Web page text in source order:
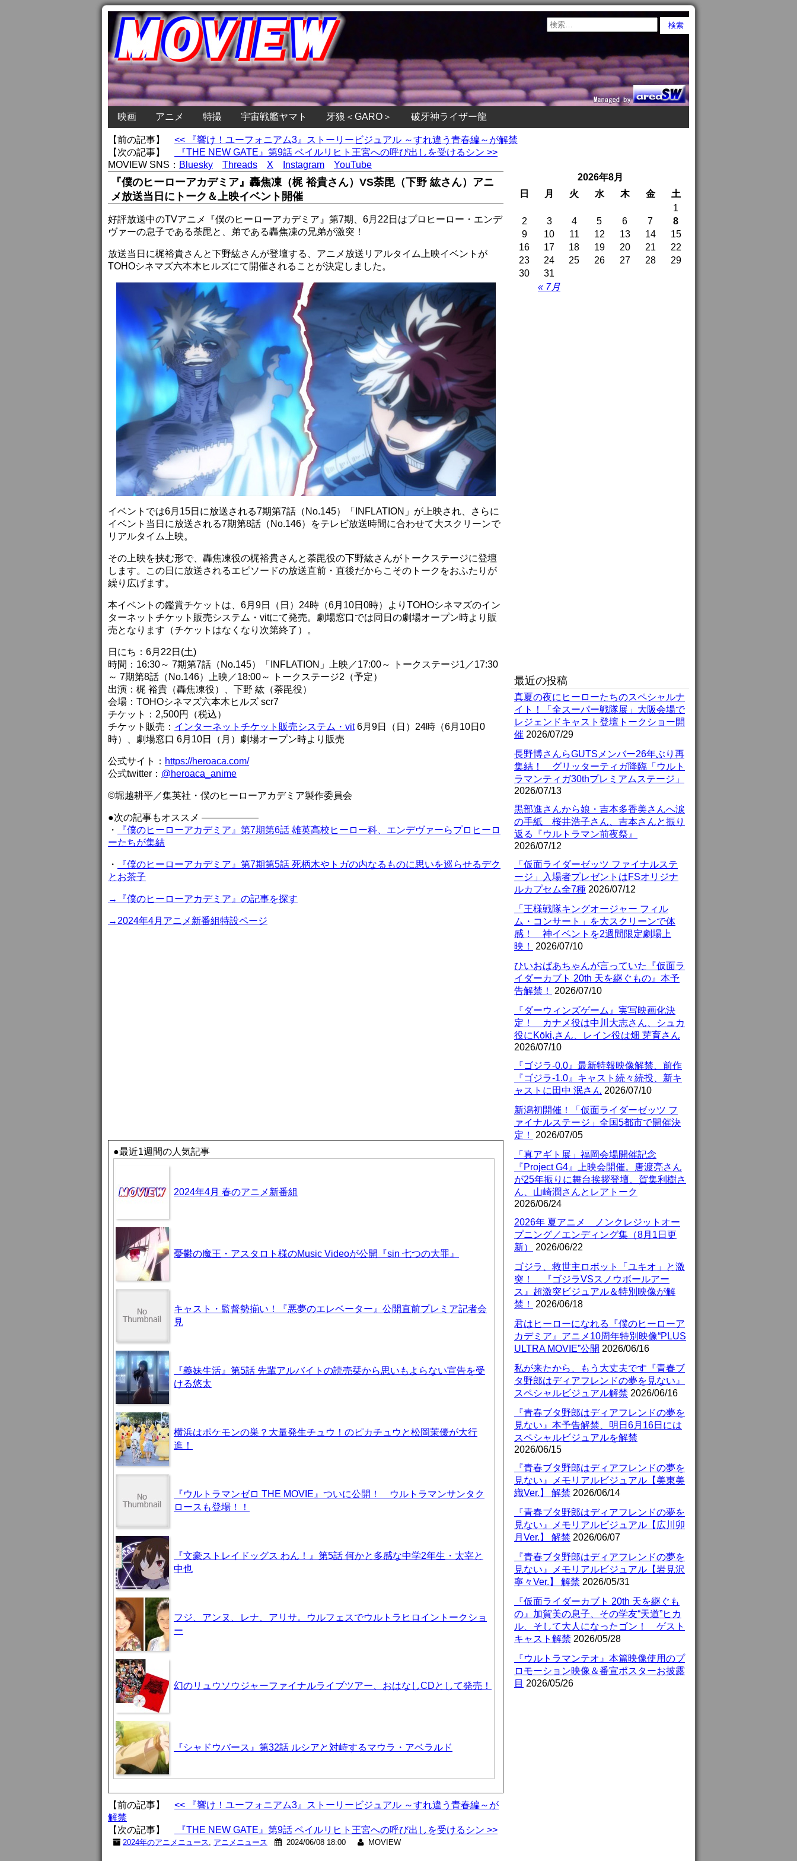
映画 アニメ 特撮 宇宙戦艦ヤマト 牙狼＜GARO＞ 破牙神ライザー龍
【前の記事】 << 『響け！ユーフォニアム3』ストーリービジュアル ～すれ違う青春編～が解禁
【次の記事】
『THE NEW GATE』第9話 ベイルリヒト王宮への呼び出しを受けるシン >>
MOVIEW SNS： Bluesky Threads X Instagram YouTube
『僕のヒーローアカデミア』轟焦凍（梶 裕貴さん）VS荼毘（下野 紘さん）アニ
メ放送当日にトーク＆上映イベント開催
好評放送中のTVアニメ『僕のヒーローアカデミア』第7期、6月22日はプロヒーロー・エンデ
ヴァーの息子である荼毘と、弟である轟焦凍の兄弟が激突！
放送当日に梶裕貴さんと下野紘さんが登壇する、アニメ放送リアルタイム上映イベントが
TOHOシネマズ六本木ヒルズにて開催されることが決定しました。
イベントでは6月15日に放送される7期第7話（No.145）「INFLATION」が上映され、さらに
イベント当日に放送される7期第8話（No.146）をテレビ放送時間に合わせて大スクリーンで
リアルタイム上映。
その上映を挟む形で、轟焦凍役の梶裕貴さんと荼毘役の下野紘さんがトークステージに登壇
します。この日に放送されるエピソードの放送直前・直後だからこそのトークをおふたりが
繰り広げます。
本イベントの鑑賞チケットは、6月9日（日）24時（6月10日0時）よりTOHOシネマズのイン
ターネットチケット販売システム・vitにて発売。劇場窓口では同日の劇場オープン時より販
売となります（チケットはなくなり次第終了）。
日にち：6月22日(土)
時間：16:30～ 7期第7話（No.145）「INFLATION」上映／17:00～ トークステージ1／17:30
～ 7期第8話（No.146）上映／18:00～ トークステージ2（予定）
出演：梶 裕貴（轟焦凍役）、下野 紘（荼毘役）
会場：TOHOシネマズ六本木ヒルズ scr7
チケット：2,500円（税込）
チケット販売： インターネットチケット販売システム・vit6月9日（日）24時（6月10日0
時）、劇場窓口 6月10日（月）劇場オープン時より販売
公式サイト： https://heroaca.com/
公式twitter： @heroaca_anime
©堀越耕平／集英社・僕のヒーローアカデミア製作委員会
●次の記事もオススメ ——————
・
『僕のヒーローアカデミア』第7期第6話 雄英高校ヒーロー科、エンデヴァーらプロヒーロ
ーたちが集結
・
『僕のヒーローアカデミア』第7期第5話 死柄木やトガの内なるものに思いを巡らせるデク
とお茶子
→『僕のヒーローアカデミア』の記事を探す
→2024年4月アニメ新番組特設ページ
●最近1週間の人気記事
2024年4月 春のアニメ新番組
憂鬱の魔王・アスタロト様のMusic Videoが公開『sin 七つの大罪』
キャスト・監督勢揃い！『悪夢のエレベーター』公開直前プレミア記者会
見
『義妹生活』第5話 先輩アルバイトの読売栞から思いもよらない宣告を受
ける悠太
横浜はポケモンの巣？大量発生チュウ！のピカチュウと松岡茉優が大行
進！
『ウルトラマンゼロ THE MOVIE』ついに公開！ ウルトラマンサンタク
ロースも登場！！
『文豪ストレイドッグス わん！』第5話 何かと多感な中学2年生・太宰と
中也
フジ、アンヌ、レナ、アリサ。ウルフェスでウルトラヒロイントークショ
ー
幻のリュウソウジャーファイナルライブツアー、おはなしCDとして発売！
『シャドウバース』第32話 ルシアと対峙するマウラ・アベラルド
【前の記事】 << 『響け！ユーフォニアム3』ストーリービジュアル ～すれ違う青春編～が
解禁
【次の記事】
『THE NEW GATE』第9話 ベイルリヒト王宮への呼び出しを受けるシン >>
2024年のアニメニュース, アニメニュース 2024/06/08 18:00 MOVIEW
2026年8月
日
月 火 水 木 金 土
« 7月
1
2
3 4 5 6 7
8
9
10 11 12 13 14
15
16
17 18 19 20 21
22
23
24 25 26 27 28
29
30
31
最近の投稿
真夏の夜にヒーローたちのスペシャルナ
イト！「全スーパー戦隊展」大阪会場で
レジェンドキャスト登壇トークショー開
催 2026/07/29
長野博さんらGUTSメンバー26年ぶり再
集結！ グリッターティガ降臨「ウルト
ラマンティガ30thプレミアムステージ」
2026/07/13
黒部進さんから娘・吉本多香美さんへ涙
の手紙 桜井浩子さん、吉本さんと振り
返る『ウルトラマン前夜祭』
2026/07/12
「仮面ライダーゼッツ ファイナルステ
ージ」入場者プレゼントはFSオリジナ
ルカプセム全7種 2026/07/12
「王様戦隊キングオージャー フィル
ム・コンサート」を大スクリーンで体
感！ 神イベントを2週間限定劇場上
映！
2026/07/10
ひいおばあちゃんが言っていた『仮面ラ
イダーカブト 20th 天を継ぐもの』本予
告解禁！
2026/07/10
『ダーウィンズゲーム』実写映画化決
定！ カナメ役は中川大志さん、シュカ
役にKōki,さん、レイン役は畑 芽育さん
2026/07/10
『ゴジラ-0.0』最新特報映像解禁、前作
『ゴジラ-1.0』キャスト続々続投、新キ
ャストに田中 泯さん 2026/07/10
新潟初開催！「仮面ライダーゼッツ フ
ァイナルステージ」全国5都市で開催決
定！
2026/07/05
「真アギト展」福岡会場開催記念
『Project G4』上映会開催。唐渡亮さん
が25年振りに舞台挨拶登壇、賀集利樹さ
ん、山崎潤さんとレアトーク
2026/06/24
2026年 夏アニメ ノンクレジットオー
プニング／エンディング集（8月1日更
新）
2026/06/22
ゴジラ、救世主ロボット「ユキオ」と激
突！ 『ゴジラVSスノウボールアー
ス』超激突ビジュアル＆特別映像が解
禁！
2026/06/18
君はヒーローになれる『僕のヒーローア
カデミア』アニメ10周年特別映像“PLUS
ULTRA MOVIE”公開 2026/06/16
私が来たから、もう大丈夫です『青春ブ
タ野郎はディアフレンドの夢を見ない』
スペシャルビジュアル解禁 2026/06/16
『青春ブタ野郎はディアフレンドの夢を
見ない』本予告解禁、明日6月16日には
スペシャルビジュアルを解禁
2026/06/15
『青春ブタ野郎はディアフレンドの夢を
見ない』メモリアルビジュアル【美東美
織Ver.】 解禁 2026/06/14
『青春ブタ野郎はディアフレンドの夢を
見ない』メモリアルビジュアル【広川卯
月Ver.】 解禁 2026/06/07
『青春ブタ野郎はディアフレンドの夢を
見ない』メモリアルビジュアル【岩見沢
寧々Ver.】 解禁 2026/05/31
『仮面ライダーカブト 20th 天を継ぐも
の』加賀美の息子、その学友“天道”ヒカ
ル、そして大人になったゴン！ ゲスト
キャスト解禁 2026/05/28
『ウルトラマンテオ』本篇映像使用のプ
ロモーション映像＆番宣ポスターお披露
目 2026/05/26